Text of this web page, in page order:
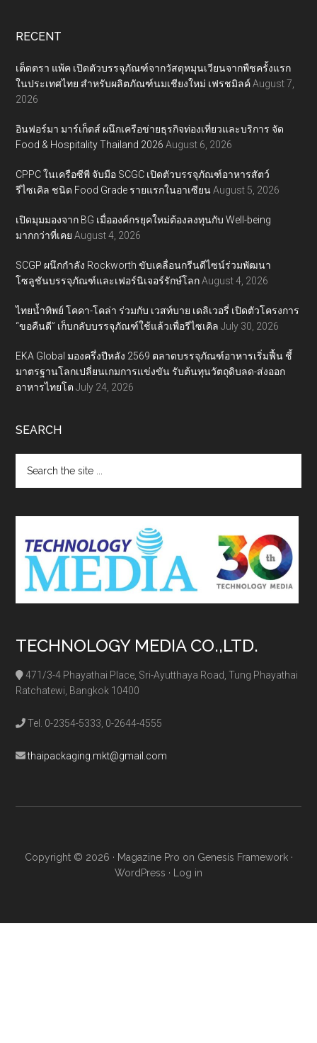
RECENT
เต็ดตรา แพ้ค เปิดตัวบรรจุภัณฑ์จากวัสดุหมุนเวียนจากพืชครั้งแรก
ในประเทศไทย สำหรับผลิตภัณฑ์นมเชียงใหม่ เฟรชมิลค์ August 7,
2026
อินฟอร์มา มาร์เก็ตส์ ผนึกเครือข่ายธุรกิจท่องเที่ยวและบริการ จัด
Food & Hospitality Thailand 2026 August 6, 2026
CPPC ในเครือซีพี จับมือ SCGC เปิดตัวบรรจุภัณฑ์อาหารสัตว์
รีไซเคิล ชนิด Food Grade รายแรกในอาเซียน August 5, 2026
เปิดมุมมองจาก BG เมื่อองค์กรยุคใหม่ต้องลงทุนกับ Well-being
มากกว่าที่เคย August 4, 2026
SCGP ผนึกกำลัง Rockworth ขับเคลื่อนกรีนดีไซน์ร่วมพัฒนา
โซลูชันบรรจุภัณฑ์และเฟอร์นิเจอร์รักษ์โลก August 4, 2026
ไทยน้ำทิพย์ โคคา-โคล่า ร่วมกับ เวสท์บาย เดลิเวอรี่ เปิดตัวโครงการ
“ขอคืนดี” เก็บกลับบรรจุภัณฑ์ใช้แล้วเพื่อรีไซเคิล July 30, 2026
EKA Global มองครึ่งปีหลัง 2569 ตลาดบรรจุภัณฑ์อาหารเริ่มฟื้น ชี้
มาตรฐานโลกเปลี่ยนเกมการแข่งขัน รับต้นทุนวัตถุดิบลด-ส่งออก
อาหารไทยโต July 24, 2026
SEARCH
the
TECHNOLOGY MEDIA CO.,LTD.
471/3-4 Phayathai Place, Sri-Ayutthaya Road, Tung Phayathai
Ratchatewi, Bangkok 10400
Tel. 0-2354-5333, 0-2644-4555
thaipackaging.mkt@gmail.com
Copyright © 2026 · Magazine Pro on Genesis Framework·
WordPress · Log in